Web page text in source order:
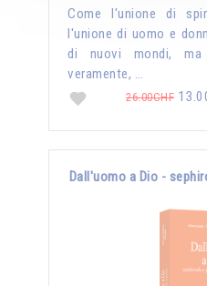
Come l'unione di
l'unione di uomo e
di nuovi mondi,
veramente, …
26.00CHF
Dall'uomo a Dio -